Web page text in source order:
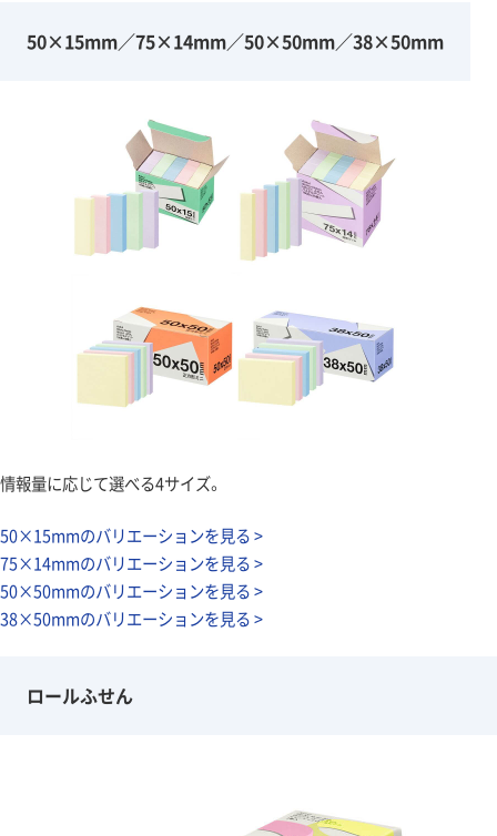
50×15mm／75×14mm／50×50mm／38×50mm
情報量に応じて選べる4サイズ。
50×15mmのバリエーションを見る >
75×14mmのバリエーションを見る >
50×50mmのバリエーションを見る >
38×50mmのバリエーションを見る >
ロールふせん